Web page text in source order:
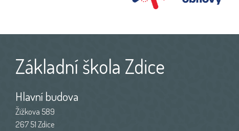
Základní škola Zdice
Hlavní budova
Žižkova 589
267 51 Zdice